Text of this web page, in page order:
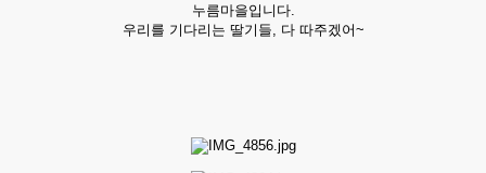
누름마을​입니다.
우리를 기다리는 딸기들, 다 따주겠어~